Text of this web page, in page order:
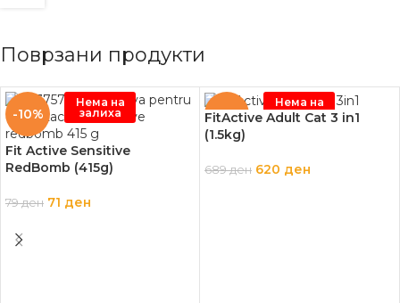
Поврзани продукти
Нема на
залиха
-10%
Fit Active Sensitive
RedBomb (415g)
79ден 71 ден
Нема на
залиха
-10%
FitActive Adult Cat 3 in1
(1.5kg)
689ден 620 ден